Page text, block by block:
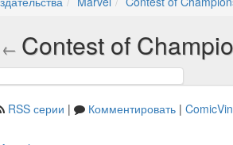
← Contest of
RSS серии | Комментировать |